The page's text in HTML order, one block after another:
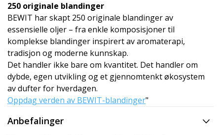
250 originale blandinger
BEWIT har skapt 250 originale blandinger av
essensielle oljer – fra enkle komposisjoner til
komplekse blandinger inspirert av aromaterapi,
tradisjon og moderne kunnskap.
Det handler ikke bare om kvantitet. Det handler om
dybde, egen utvikling og et gjennomtenkt økosystem
av dufter for hverdagen.
Oppdag verden av BEWIT-blandinger"
Anbefalinger